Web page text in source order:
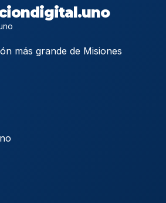
más grande de Misiones